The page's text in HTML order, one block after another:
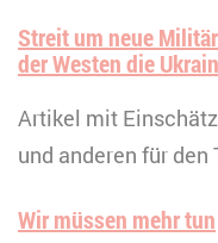
Streit um neue
der Westen die
Artikel mit
und anderen für
Wir müssen mehr tun